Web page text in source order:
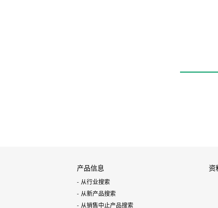
产品信息
从行业搜索
从新产品搜索
从销售中止产品搜索
资